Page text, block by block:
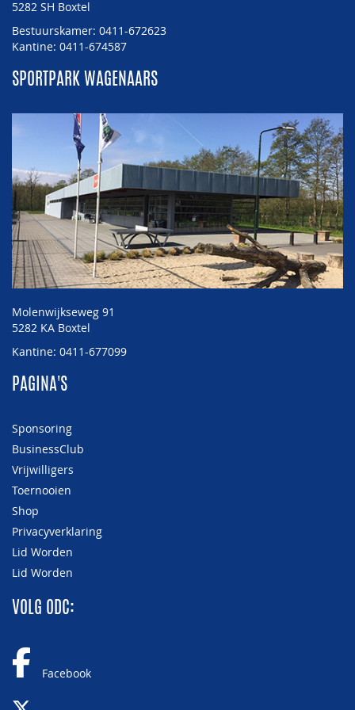
5282 SH Boxtel
Bestuurskamer: 0411-672623
Kantine: 0411-674587
SPORTPARK WAGENAARS
Molenwijkseweg 91
5282 KA Boxtel
Kantine: 0411-677099
PAGINA'S
Sponsoring
BusinessClub
Vrijwilligers
Toernooien
Shop
Privacyverklaring
Lid Worden
Lid Worden
VOLG ODC:
Facebook